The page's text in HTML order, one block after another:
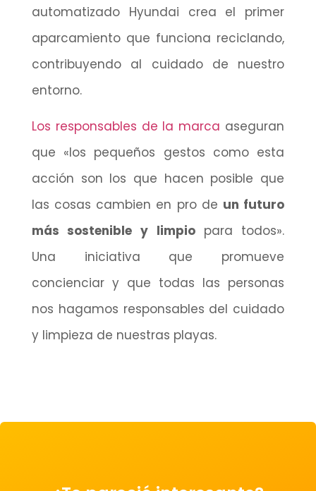
automatizado Hyundai crea el primer
aparcamiento que funciona reciclando,
contribuyendo al cuidado de nuestro
entorno.
Los responsables de la marca aseguran
que «los pequeños gestos como esta
acción son los que hacen posible que
las cosas cambien en pro de un futuro
más sostenible y limpio para todos».
Una iniciativa que promueve
concienciar y que todas las personas
nos hagamos responsables del cuidado
y limpieza de nuestras playas.